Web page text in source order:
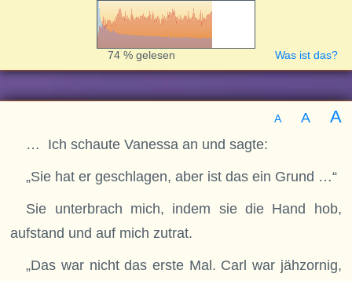
74 % gelesen Was ist das?
A A A
… Ich schaute Vanessa an und sagte:
„Sie hat er geschlagen, aber ist das ein Grund …“
Sie unterbrach mich, indem sie die Hand hob,
aufstand und auf mich zutrat.
„Das war nicht das erste Mal. Carl war jähzornig,